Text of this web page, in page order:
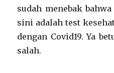
sudah menebak
sini adalah test
dengan Covid19. Ya
salah.